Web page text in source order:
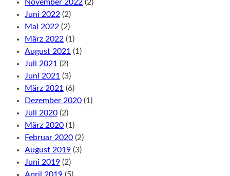
November 2022 (2)
Juni 2022 (2)
Mai 2022 (2)
März 2022 (1)
August 2021 (1)
Juli 2021 (2)
Juni 2021 (3)
März 2021 (6)
Dezember 2020 (1)
Juli 2020 (2)
März 2020 (1)
Februar 2020 (2)
August 2019 (3)
Juni 2019 (2)
April 2019 (5)